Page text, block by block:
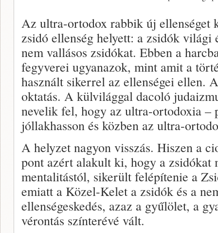
Az ultra-ortodox rabbik új ellenséget
zsidó ellenség helyett: a zsidók világi
nem vallásos zsidókat. Ebben a
fegyverei ugyanazok, mint amit a
használt sikerrel az ellenségei ellen.
oktatás. A külvilággal dacoló
nevelik fel, hogy az ultra-ortodoxia –
jóllakhasson és közben az ultra-
A helyzet nagyon visszás. Hiszen a
pont azért alakult ki, hogy a zsidókat
mentalitástól, sikerült felépítenie a
emiatt a Közel-Kelet a zsidók és a
ellenségeskedés, azaz a gyűlölet, a
vérontás színterévé vált.